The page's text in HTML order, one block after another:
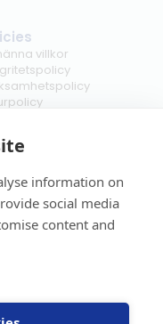
information on
social media
content and
villkor